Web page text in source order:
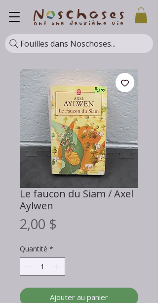
Fouilles dans Noschoses...
Le faucon du Siam / Axel
Aylwen
2,00 $
Quantité *
Ajouter au panier